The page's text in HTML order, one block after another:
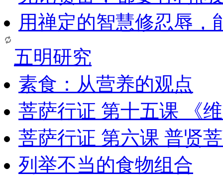
用禅定的智慧修忍辱，
五明研究
素食：从营养的观点
菩萨行证 第十五课 《
菩萨行证 第六课 普贤
列举不当的食物组合